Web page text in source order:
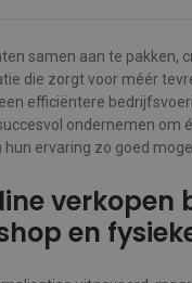
samen aan te pakken,
die zorgt voor méér
efficiëntere
ondernemen om
ervaring zo goed
verkopen
en